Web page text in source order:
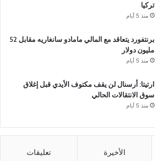
تركيا
منذ 5 أيام
برنتفورد يتعاقد مع المالي مامادو سانغاريه مقابل 52
مليون دولار
منذ 5 أيام
ارتيتا: أرسنال لن يقف مكتوف الأيدي قبل إغلاق
سوق الانتقالات الحالي
منذ 5 أيام
الأخيرة تعليقات